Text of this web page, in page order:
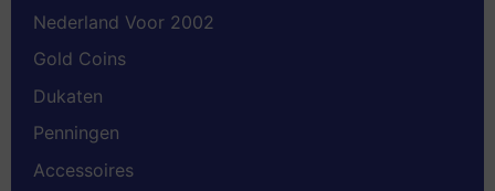
Nederland Voor 2002
Gold Coins
Dukaten
Penningen
Accessoires